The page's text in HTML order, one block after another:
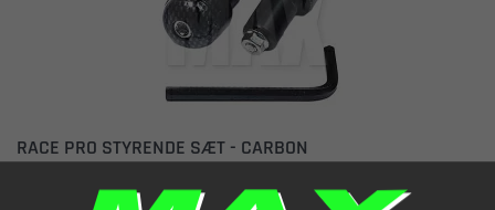
RACE PRO STYRENDE SÆT - CARBON
Artikelnummer: 172422